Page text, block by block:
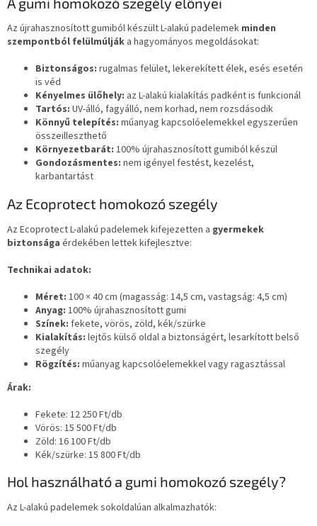
Az újrahasznosított gumiból készült L-alakú padelemek minden
szempontból felülmúlják a hagyományos megoldásokat:
Biztonságos: rugalmas felület, lekerekített élek, esés esetén
is véd
Kényelmes ülőhely: az L-alakú kialakítás padként is funkcionál
Tartós: UV-álló, fagyálló, nem korhad, nem rozsdásodik
Könnyű telepítés: műanyag kapcsolóelemekkel egyszerűen
összeilleszthető
Környezetbarát: 100% újrahasznosított gumiból készül
Gondozásmentes: nem igényel festést, kezelést,
karbantartást
Az Ecoprotect homokozó szegély
Az Ecoprotect L-alakú padelemek kifejezetten a gyermekek
biztonsága érdekében lettek kifejlesztve:
Technikai adatok:
Méret: 100 × 40 cm (magasság: 14,5 cm, vastagság: 4,5 cm)
Anyag: 100% újrahasznosított gumi
Színek: fekete, vörös, zöld, kék/szürke
Kialakítás: lejtős külső oldal a biztonságért, lesarkított belső
szegély
Rögzítés: műanyag kapcsolóelemekkel vagy ragasztással
Árak:
Fekete: 12 250 Ft/db
Vörös: 15 500 Ft/db
Zöld: 16 100 Ft/db
Kék/szürke: 15 800 Ft/db
Hol használható a gumi homokozó szegély?
Az L-alakú padelemek sokoldalúan alkalmazhatók: